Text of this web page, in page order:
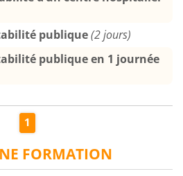
publique(2 jours)
publique en 1 journée
1
FORMATION